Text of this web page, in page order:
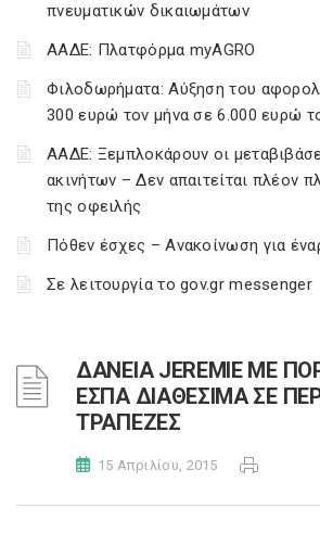
πνευματικών δικαιωμάτων
ΑΑΔΕ: Πλατφόρμα myAGRO
Φιλοδωρήματα: Αύξηση του
300 ευρώ τον μήνα σε 6.000 ευρώ
ΑΑΔΕ: Ξεμπλοκάρουν οι
ακινήτων – Δεν απαιτείται πλέον
της οφειλής
Πόθεν έσχες – Ανακοίνωση για
Σε λειτουργία το gov.gr messenger
ΔΑΝΕΙΑ JEREMIE ΜΕ
ΕΣΠΑ ΔΙΑΘΕΣΙΜΑ ΣΕ
ΤΡΑΠΕΖΕΣ
15 Απριλίου, 2015